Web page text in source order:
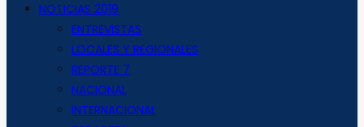
NOTICIAS 2019
ENTREVISTAS
LOCALES Y REGIONALES
REPORTE 7
NACIONAL
INTERNACIONAL